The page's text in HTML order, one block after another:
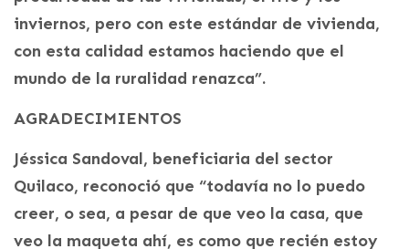
inviernos, pero con este estándar de vivienda,
con esta calidad estamos haciendo que el
mundo de la ruralidad renazca”.
AGRADECIMIENTOS
Jéssica Sandoval, beneficiaria del sector
Quilaco, reconoció que “todavía no lo puedo
creer, o sea, a pesar de que veo la casa, que
veo la maqueta ahí, es como que recién estoy